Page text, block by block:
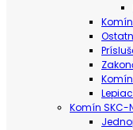
Komín SKC-